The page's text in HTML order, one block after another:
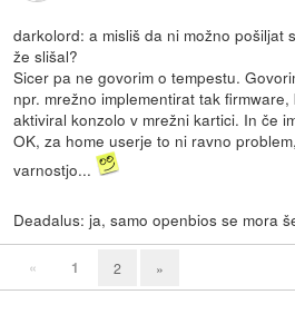
darkolord: a misliš da ni možno pošiljat
že slišal?
Sicer pa ne govorim o tempestu.
npr. mrežno implementirat tak
aktiviral konzolo v mrežni kartici. In če
OK, za home userje to ni ravno
varnostjo...
Deadalus: ja, samo openbios se mora
« 1 2 »